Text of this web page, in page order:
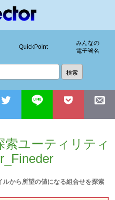
QuickPoint
みんなの
電子署名
ユーティリティ
から所望の値になる組合せを探索